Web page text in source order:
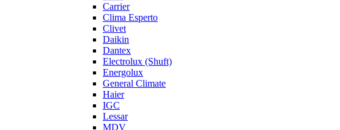
Carrier
Clima Esperto
Clivet
Daikin
Dantex
Electrolux (Shuft)
Energolux
General Climate
Haier
IGC
Lessar
MDV